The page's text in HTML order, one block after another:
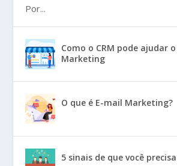
Por...
Como o CRM pode ajudar
Marketing
O que é E-mail Marketing?
5 sinais de que você